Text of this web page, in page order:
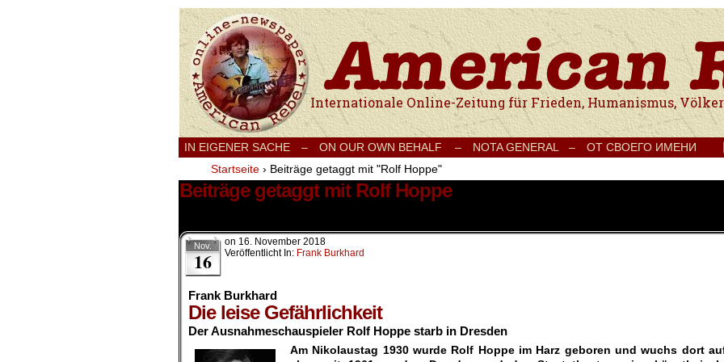
Internationale Onlinezeitung für Frieden, Humanismus, Völkerverständigung und
IN EIGENER SACHE – ON OUR OWN BEHALF – NOTA GENERAL – ОТ СВОЕГО ИМЕНИ
Startseite › Beiträge getaggt mit "Rolf Hoppe"
Beiträge getaggt mit Rolf Hoppe
Nov.
16
on 16. November 2018
Veröffentlicht In: Frank Burkhard
Frank Burkhard
Die leise Gefährlichkeit
Der Ausnahmeschauspieler Rolf Hoppe starb in Dresden
Am Nikolaustag 1930 wurde Rolf Hoppe im Harz geboren und wuchs dort